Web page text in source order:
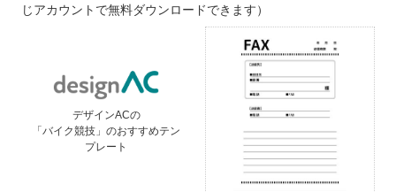
じアカウントで無料ダウンロードできます）
デザインACの
「バイク競技」のおすすめテン
プレート